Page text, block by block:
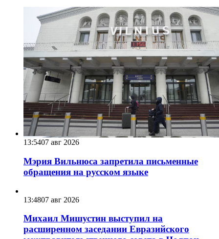
13:5407 авг 2026
Мэрия Вильнюса запретила письменные
обращения на русском языке
13:4807 авг 2026
Михаил Мишустин выступил на
расширенном заседании Евразийского